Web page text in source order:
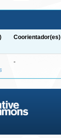
Coorientador(es)
-